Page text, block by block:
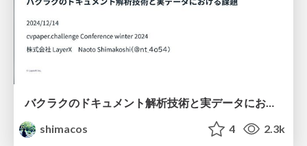
バクラクのドキュメント解析技術と実データにおける課題 / layerx-ccc-winter-2024
shimacos
4 2.3k